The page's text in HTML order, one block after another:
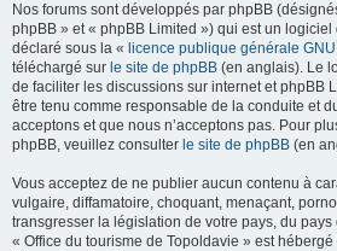
Nos forums sont développés par phpBB
phpBB » et « phpBB Limited ») qui est un
déclaré sous la « licence publique générale
téléchargé sur le site de phpBB (en anglais). Le
de faciliter les discussions sur internet et phpBB
être tenu comme responsable de la conduite et
acceptons et que nous n’acceptons pas. Pour
phpBB, veuillez consulter le site de phpBB (en
Vous acceptez de ne publier aucun contenu à
vulgaire, diffamatoire, choquant, menaçant,
transgresser la législation de votre pays, du
« Office du tourisme de Topoldavie » est